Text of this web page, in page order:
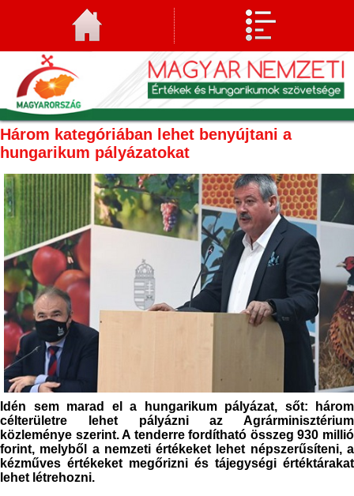
Három kategóriában lehet benyújtani a
hungarikum pályázatokat
Idén sem marad el a hungarikum pályázat, sőt: három
célterületre lehet pályázni az Agrárminisztérium
közleménye szerint. A tenderre fordítható összeg 930 millió
forint, melyből a nemzeti értékeket lehet népszerűsíteni, a
kézműves értékeket megőrizni és tájegységi értéktárakat
lehet létrehozni.